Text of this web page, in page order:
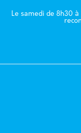
Le samedi de 8h30